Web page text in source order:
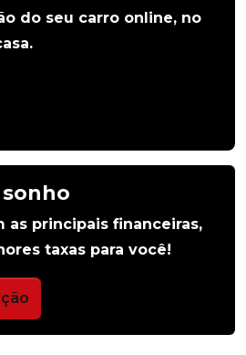
do seu carro online, no
as principais financeiras,
taxas para você!